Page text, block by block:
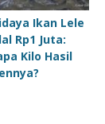
Ikan Lele
Rp1 Juta:
Kilo Hasil